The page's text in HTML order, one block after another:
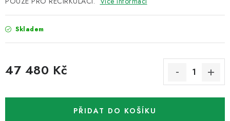
Skladem
47 480 Kč
PŘIDAT DO KOŠÍKU